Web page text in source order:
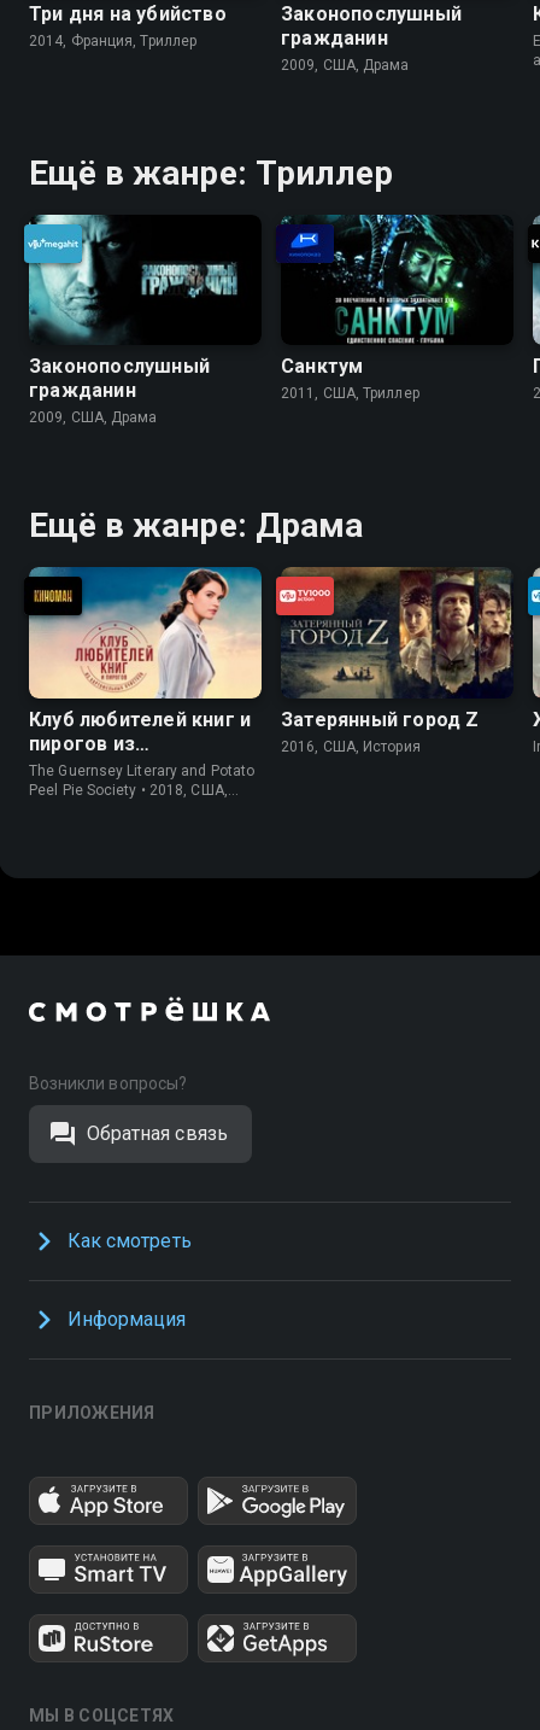
Три дня на убийство
2014, Франция, Триллер
Законопослушный
гражданин
2009, США, Драма
Ещё в жанре: Триллер
Законопослушный
гражданин
2009, США, Драма
Санктум
2011, США, Триллер
Ещё в жанре: Драма
Клуб любителей книг и
пирогов из
картофельных
очистков
The Guernsey Literary and Potato
Peel Pie Society • 2018, США,
Затерянный город Z
2016, США, История
Возникли вопросы?
Обратная связь
Как смотреть
Информация
ПРИЛОЖЕНИЯ
МЫ В СОЦСЕТЯХ